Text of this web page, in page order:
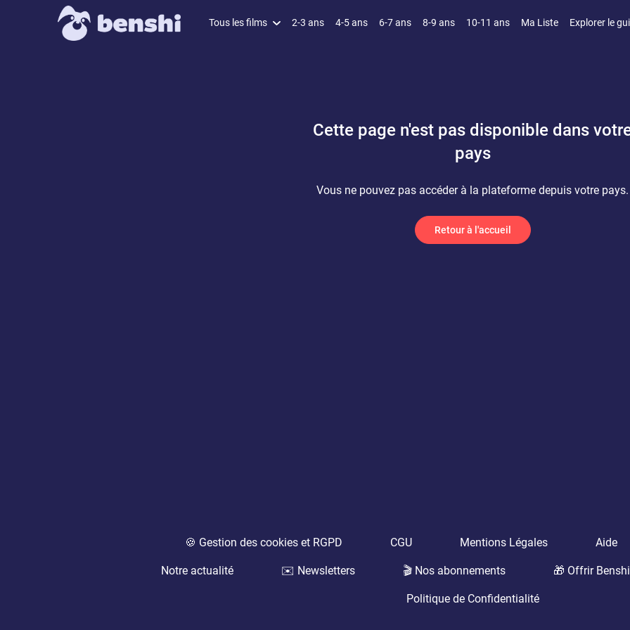
Tous les films 2-3 ans 4-5 ans 6-7 ans 8-9 ans 10-11 ans Ma Liste Explorer le
Cette page n'est pas disponible dans
pays
Vous ne pouvez pas accéder à la plateforme depuis votre pays.
Retour à l'accueil
🍪 Gestion des cookies et RGPD CGU Mentions Légales Aide
Notre actualité ✉️ Newsletters 🎬 Nos abonnements 🎁 Offrir Benshi
Politique de Confidentialité